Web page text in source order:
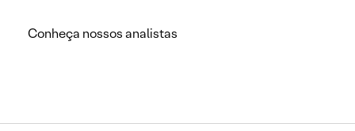
Conheça nossos analistas